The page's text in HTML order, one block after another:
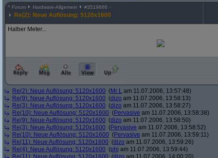
^ Forum Hardware-Allgemein #3519666
Re(2): Neue Auflösung: 5120x1600
Halber Meter...
Re(2): Neue Auflösung: 5120x1600 (Mr L am 11.07.2006, 13:57:48)
Re(9): Neue Auflösung: 5120x1600 (dizo am 11.07.2006, 13:58:13)
Re(3): Neue Auflösung: 5120x1600 (dizo am 11.07.2006, 13:58:27)
Re(10): Neue Auflösung: 5120x1600 (Pervasive am 11.07.2006, 13:58:38)
Re(9): Neue Auflösung: 5120x1600 (dizo am 11.07.2006, 13:58:50)
Re(3): Neue Auflösung: 5120x1600 (Pervasive am 11.07.2006, 13:58:52)
Re(10): Neue Auflösung: 5120x1600 (Pervasive am 11.07.2006, 13:59:11)
Re(11): Neue Auflösung: 5120x1600 (dizo am 11.07.2006, 13:59:26)
Re(4): Neue Auflösung: 5120x1600 (phj am 11.07.2006, 13:59:44)
Re(11): Neue Auflösung: 5120x1600 (dizo am 11.07.2006, 14:00:20)